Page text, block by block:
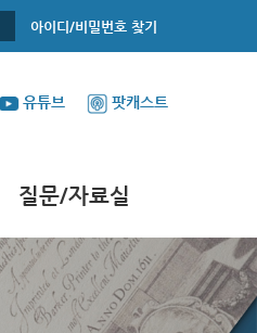
아이디/비밀번호 찾기
유튜브 팟캐스트
질문/자료실